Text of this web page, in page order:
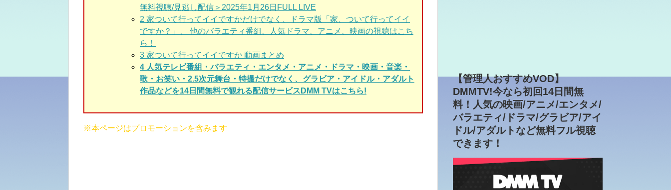
無料視聴/見逃し配信＞2025年1月26日FULL LIVE
2 家ついて行ってイイですかだけでなく、ドラマ版「家、ついて行ってイイ
ですか？」、 他のバラエティ番組、人気ドラマ、アニメ、映画の視聴はこち
ら！
3 家ついて行ってイイですか 動画まとめ
4 人気テレビ番組・バラエティ・エンタメ・アニメ・ドラマ・映画・音楽・
歌・お笑い・2.5次元舞台・特撮だけでなく、グラビア・アイドル・アダルト
作品などを14日間無料で観れる配信サービスDMM TVはこちら!
※本ページはプロモーションを含みます
【管理人おすすめVOD】
DMMTV!今なら初回14日間無
料！人気の映画/アニメ/エンタメ/
バラエティ/ドラマ/グラビア/アイ
ドル/アダルトなど無料フル視聴
できます！